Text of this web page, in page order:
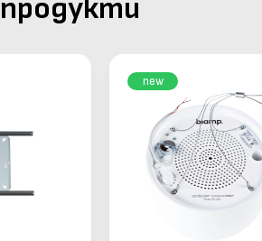
new